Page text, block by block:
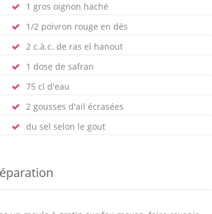
1 gros oignon haché
1/2 poivron rouge en dés
2 c.à.c. de ras el hanout
1 dose de safran
75 cl d'eau
2 gousses d'ail écrasées
du sel selon le gout